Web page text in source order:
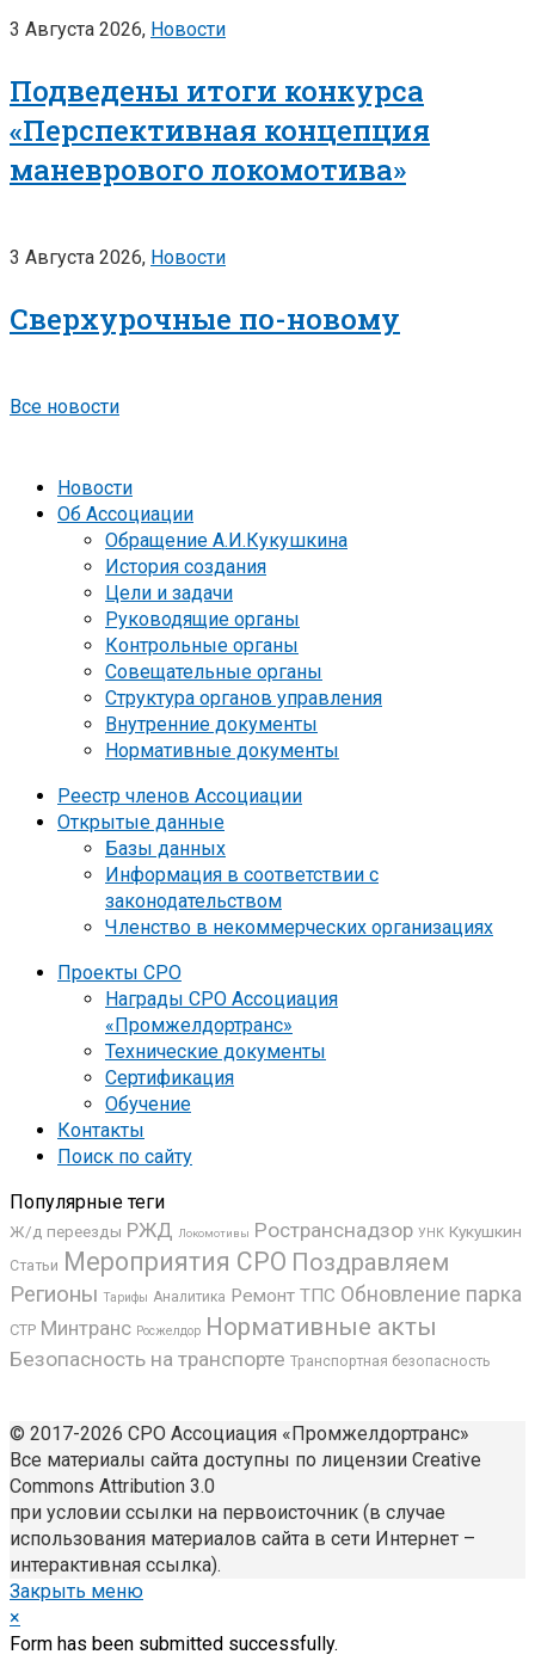
3 Августа 2026, Новости
Подведены итоги конкурса
«Перспективная концепция
маневрового локомотива»
3 Августа 2026, Новости
Сверхурочные по-новому
Все новости
Новости
Об Ассоциации
Обращение А.И.Кукушкина
История создания
Цели и задачи
Руководящие органы
Контрольные органы
Совещательные органы
Структура органов управления
Внутренние документы
Нормативные документы
Реестр членов Ассоциации
Открытые данные
Базы данных
Информация в соответствии с
законодательством
Членство в некоммерческих организациях
Проекты СРО
Награды СРО Ассоциация
«Промжелдортранс»
Технические документы
Сертификация
Обучение
Контакты
Поиск по сайту
Популярные теги
Ж/д переезды РЖД Локомотивы Ространснадзор УНК Кукушкин
Статьи Мероприятия СРО Поздравляем
Регионы Тарифы Аналитика Ремонт ТПС Обновление парка
СТР Минтранс Росжелдор Нормативные акты
Безопасность на транспорте Транспортная безопасность
© 2017-2026 СРО Ассоциация «Промжелдортранс»
Все материалы сайта доступны по лицензии Creative
Commons Attribution 3.0
при условии ссылки на первоисточник (в случае
использования материалов сайта в сети Интернет –
интерактивная ссылка).
Закрыть меню
×
Form has been submitted successfully.